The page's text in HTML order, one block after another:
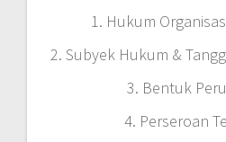
1. Hukum
2. Subyek Hukum &
3. Bentuk
4. Perseroan